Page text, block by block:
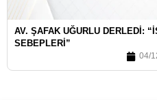
AV. ŞAFAK UĞURLU DERLEDI:
SEBEPLERI”
04/